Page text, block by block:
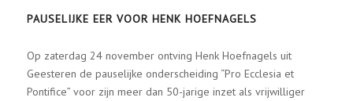
PAUSELIJKE EER VOOR HENK HOEFNAGELS
Op zaterdag 24 november ontving Henk Hoefnagels uit
Geesteren de pauselijke onderscheiding “Pro Ecclesia et
Pontifice” voor zijn meer dan 50-jarige inzet als vrijwilliger